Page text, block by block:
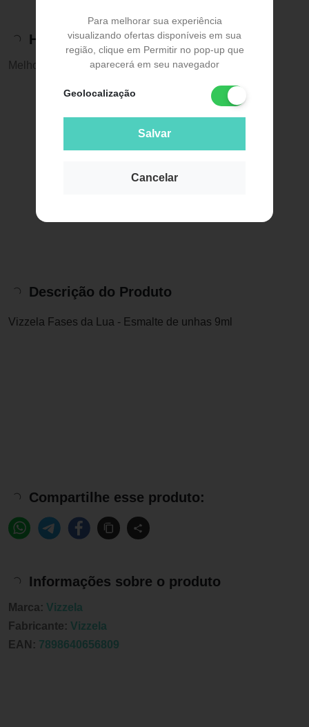
Para melhorar sua experiência
visualizando ofertas disponíveis em sua
região, clique em Permitir no pop-up que
aparecerá em seu navegador
Geolocalização
Salvar
Cancelar
Histórico de preços
Melhor preço: R$ 14,00
Descrição do Produto
Vizzela Fases da Lua - Esmalte de unhas 9ml
Compartilhe esse produto:
Informações sobre o produto
Marca: Vizzela
Fabricante: Vizzela
EAN: 7898640656809